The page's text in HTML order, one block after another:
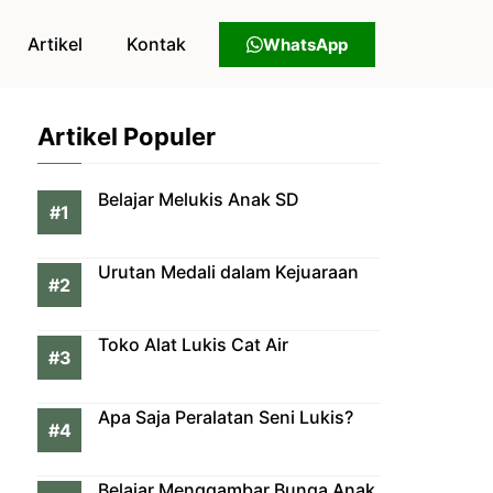
Artikel Kontak WhatsApp
Artikel Populer
Belajar Melukis Anak SD
Urutan Medali dalam Kejuaraan
Toko Alat Lukis Cat Air
Apa Saja Peralatan Seni Lukis?